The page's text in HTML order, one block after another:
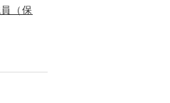
（保